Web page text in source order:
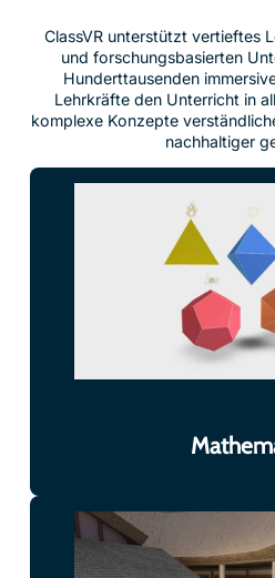
ClassVR unterstützt vertieftes
und forschungsbasierten
Hunderttausenden
Lehrkräfte den Unterricht in
komplexe Konzepte
nachhaltiger